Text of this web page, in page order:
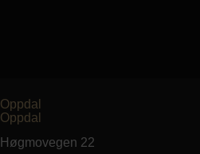
Oppdal
Oppdal
Høgmovegen 22